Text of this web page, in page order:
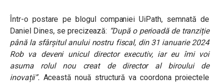
Într-o postare pe blogul companiei UiPath, semnată de
Daniel Dines, se precizează: “După o perioadă de tranziție
până la sfârșitul anului nostru fiscal, din 31 ianuarie 2024
Rob va deveni unicul director executiv, iar eu îmi voi
asuma rolul nou creat de director al biroului de
inovații”. Această nouă structură va coordona proiectele